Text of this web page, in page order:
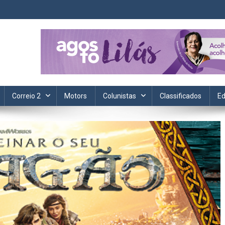
Informação, política, saúde, economia, esportes e cotidiano.
Correio 2 Motors Colunistas Classificados